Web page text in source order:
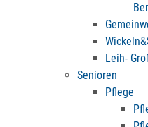
Leih-
Senioren
Pflege